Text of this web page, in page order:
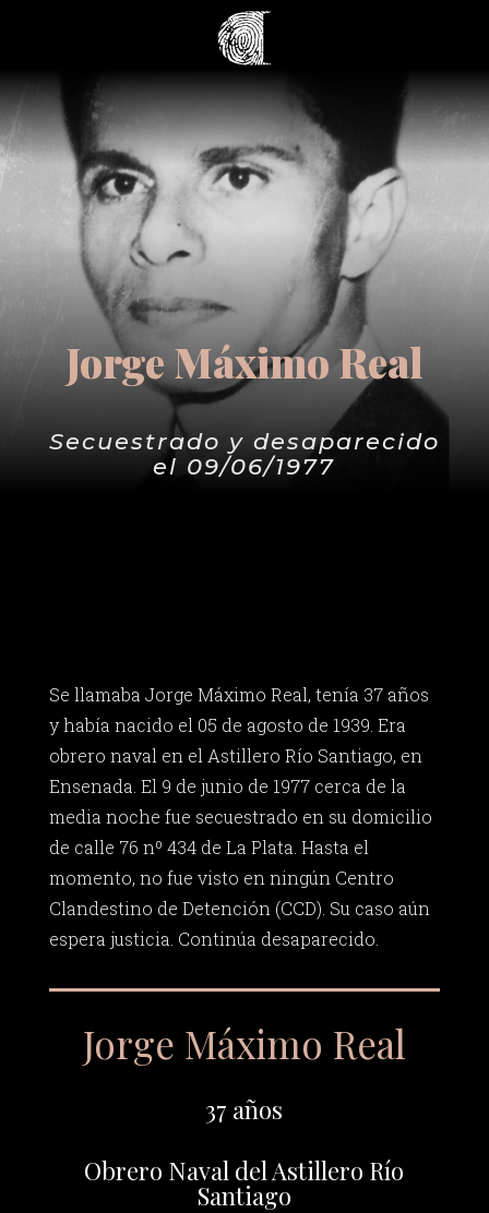
Jorge Máximo Real
Secuestrado y desaparecido
el 09/06/1977
Se llamaba Jorge Máximo Real, tenía 37 años
y había nacido el 05 de agosto de 1939. Era
obrero naval en el Astillero Río Santiago, en
Ensenada. El 9 de junio de 1977 cerca de la
media noche fue secuestrado en su domicilio
de calle 76 nº 434 de La Plata. Hasta el
momento, no fue visto en ningún Centro
Clandestino de Detención (CCD). Su caso aún
espera justicia. Continúa desaparecido.
Jorge Máximo Real
37 años
Obrero Naval del Astillero Río
Santiago